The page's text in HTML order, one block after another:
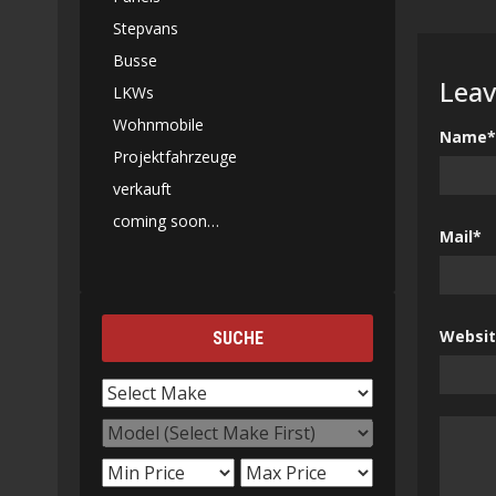
Name*
Mail*
Stepvans
Busse
LKWs
Wohnmobile
Projektfahrzeuge
verkauft
coming soon…
SUCHE